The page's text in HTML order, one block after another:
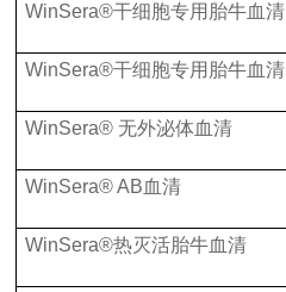
WinSera®干细胞专用胎牛血清
WinSera®干细胞专用胎牛血清
WinSera® 无外泌体血清
WinSera® AB血清
WinSera®热灭活胎牛血清